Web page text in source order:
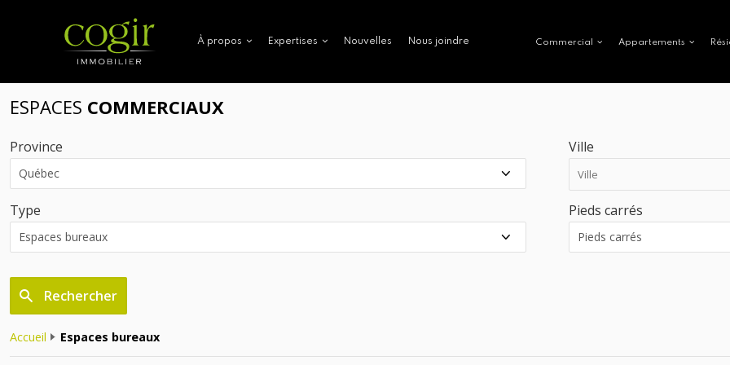
À propos Expertises Nouvelles Nous joindre Commercial Appartements
ESPACES COMMERCIAUX
Province Ville
Type Pieds carrés
Rechercher
Accueil Espaces bureaux